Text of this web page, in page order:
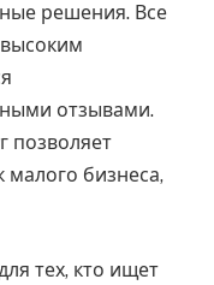
решения. Все
высоким
отзывами.
позволяет
малого бизнеса,
тех, кто ищет